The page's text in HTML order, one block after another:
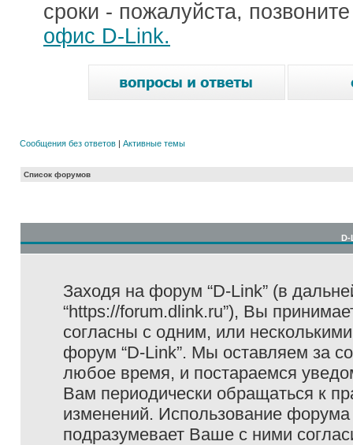
сроки - пожалуйста,
офис D-Link.
Сообщения без ответов | Активные темы
Список форумов
D-
Заходя на форум “D-Link” (в
“https://forum.dlink.ru”), Вы
согласны с одним, или
форум “D-Link”. Мы оставляем за
любое время, и постараемся
Вам периодически обращаться к
изменений. Использование
подразумевает Ваше с ними